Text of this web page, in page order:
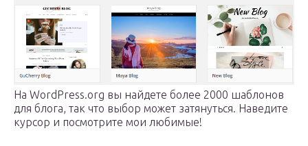
На WordPress.org вы найдете более 2000 шаблонов
для блога, так что выбор может затянуться. Наведите
курсор и посмотрите мои любимые!